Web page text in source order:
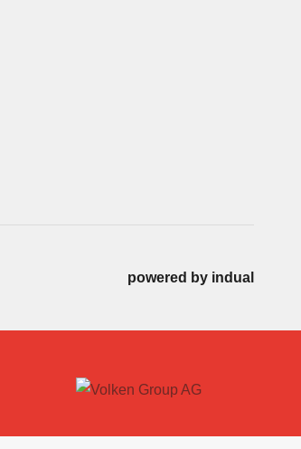
powered by indual